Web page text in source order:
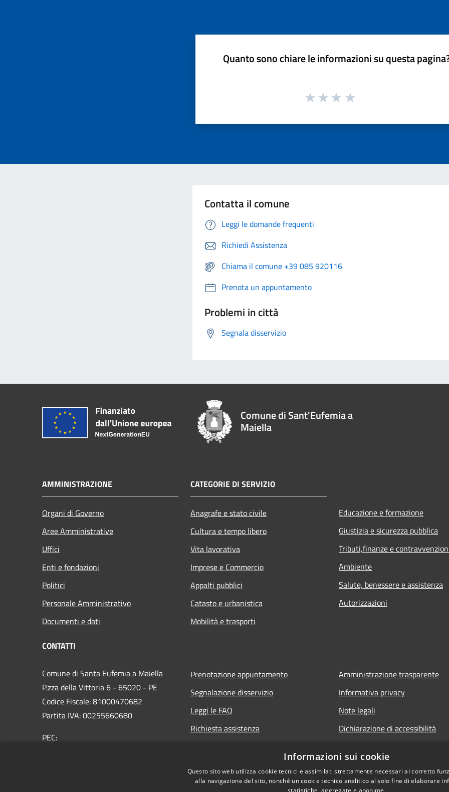
Quanto sono chiare le informazioni su questa
Contatta il comune
Leggi le domande frequenti
Richiedi Assistenza
Chiama il comune +39 085 920116
Prenota un appuntamento
Problemi in città
Segnala disservizio
Comune di Sant'Eufemia a
Maiella
AMMINISTRAZIONE
Organi di Governo
Aree Amministrative
Uffici
Enti e fondazioni
Politici
Personale Amministrativo
Documenti e dati
CATEGORIE DI SERVIZIO
Anagrafe e stato civile
Cultura e tempo libero
Vita lavorativa
Imprese e Commercio
Appalti pubblici
Catasto e urbanistica
Mobilità e trasporti
Educazione e formazione
Giustizia e sicurezza pubblica
Tributi,finanze e
Ambiente
Salute, benessere e assistenza
Autorizzazioni
CONTATTI
Comune di Santa Eufemia a Maiella
P.zza della Vittoria 6 - 65020 - PE
Codice Fiscale: 81000470682
Partita IVA: 00255660680
PEC:
Prenotazione appuntamento
Segnalazione disservizio
Leggi le FAQ
Richiesta assistenza
Amministrazione trasparente
Informativa privacy
Note legali
Dichiarazione di accessibilità
Informazioni sui cookie
Questo sito web utilizza cookie tecnici e assimilati strettamente necessari al corretto
alla navigazione del sito, nonché un cookie tecnico analitico al solo fine di elaborare
statistiche, aggregate e anonime.